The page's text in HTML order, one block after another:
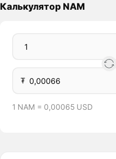
Калькулятор NAM
₮
1 NAM = 0,00065 USD